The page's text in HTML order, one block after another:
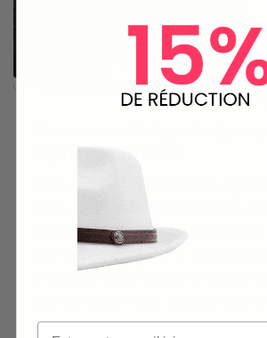
esprits intrépides
Conçu en
confortable. Sa texture côtelée
une sensation douce et agréable au
stylistique audacieuseà votre